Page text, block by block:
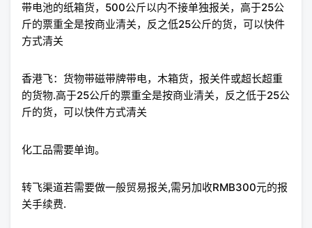
带电池的纸箱货，500公斤以内不接单独报关，高于25公
斤的票重全是按商业清关，反之低25公斤的货，可以快件
方式清关
香港飞：货物带磁带牌带电，木箱货，报关件或超长超重
的货物.高于25公斤的票重全是按商业清关，反之低于25公
斤的货，可以快件方式清关
化工品需要单询。
转飞渠道若需要做一般贸易报关,需另加收RMB300元的报
关手续费.